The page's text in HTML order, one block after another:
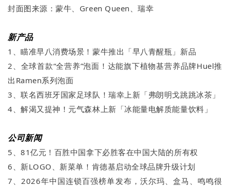
封面图来源：蒙牛、Green Queen、瑞幸
新产品
1、瞄准早八消费场景！蒙牛推出「早八青醒瓶」新品
2、全球首款“全营养”泡面！达能旗下植物基营养品牌Huel推
出Ramen系列泡面
3、联名西班牙国家足球队！瑞幸上新「弗朗明戈跳跳冰茶」
4、解渴又提神！元气森林上新「冰能量电解质能量饮料」
公司新闻
5、81亿元！百胜中国拿下必胜客在中国大陆的所有权
6、新LOGO、新菜单！肯德基启动全球品牌升级计划
7、2026年中国连锁百强榜单发布，沃尔玛、盒马、鸣鸣很